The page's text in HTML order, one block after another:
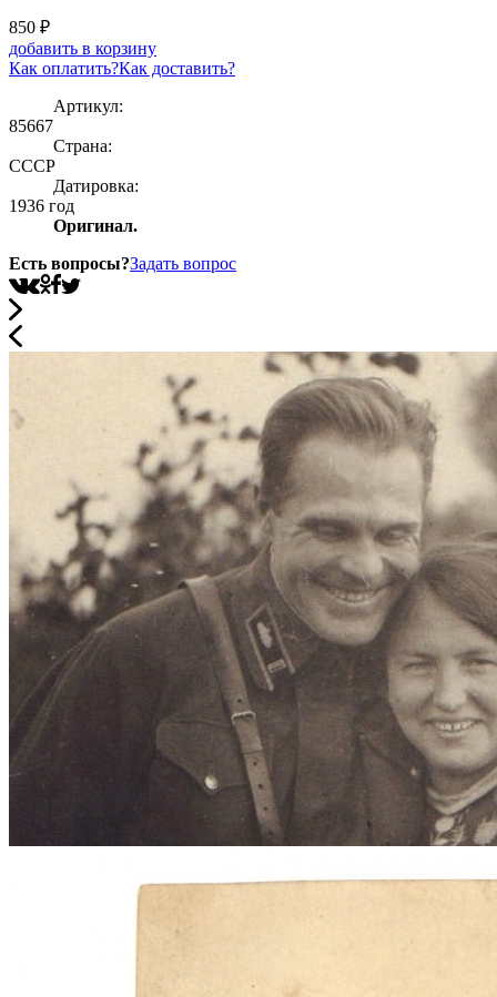
850 ₽
добавить в корзину
Как оплатить?Как доставить?
Артикул:
85667
Страна:
СССР
Датировка:
1936 год
Оригинал.
Есть вопросы?Задать вопрос